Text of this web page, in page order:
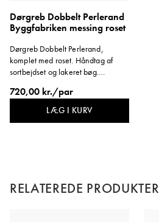
Dørgreb Dobbelt Perlerand
Byggfabriken messing roset
Dørgreb Dobbelt Perlerand,
komplet med roset. Håndtag af
sortbejdset og lakeret bøg.
Dørgrebspind: 90 mm. Anbefales
ikke til badeværelser.
720,00 kr./par
LÆG I KURV
RELATEREDE PRODUKTER